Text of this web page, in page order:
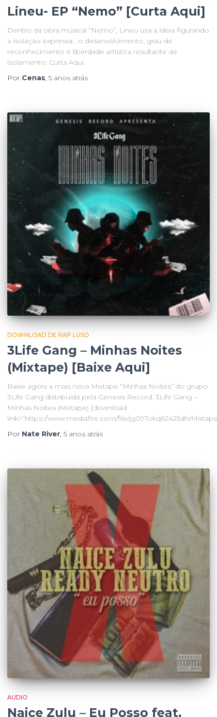
Lineu- EP “Nemo” [Curta Aqui]
Dentro da obra músical “Nemo”, Lineu usa a ideia figurando
a isolação expressa , o desenvolvimento, grau de
reconhecimento e liberdade artística resultante da
isolamento. Curta Aqui.
Por Cenas, 5 anos atrás
DOWNLOAD DE RAP LUSO
3Life Gang – Minhas Noites
(Mixtape) [Baixe Aqui]
Baixe agora a mais nova Mixtape “Minhas Noites” do grupo
3Life Gang distribuída pela Genesis Record. 3Life Gang –
Minhas Noites (Mixtape) [download
link=”https://www.mediafire.com/file/jg097okq62425dh/
Por Nate River, 5 anos atrás
AUDIO
Naice Zulu – Eu Posso feat.